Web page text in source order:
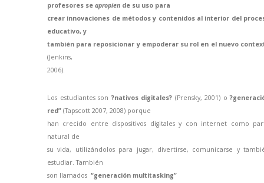
profesores se apropien de su uso para
crear innovaciones de métodos y contenidos al interior del
educativo, y
también para reposicionar y empoderar su rol en el nuevo
(Jenkins,
2006).
Los estudiantes son ?nativos digitales? (Prensky, 2001) o
red” (Tapscott 2007, 2008) porque
han crecido entre dispositivos digitales y con internet como
natural de
su vida, utilizándolos para jugar, divertirse, comunicarse y
estudiar. También
son llamados “generación multitasking”